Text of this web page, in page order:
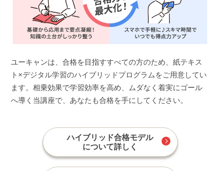
ユーキャンは、合格を目指すすべての方のため、紙テキス
ト×デジタル学習のハイブリッドプログラムをご用意してい
ます。相乗効果で学習効率を高め、ムダなく着実にゴール
へ導く当講座で、あなたも合格を手にしてください。
ハイブリッド合格モデル
について詳しく